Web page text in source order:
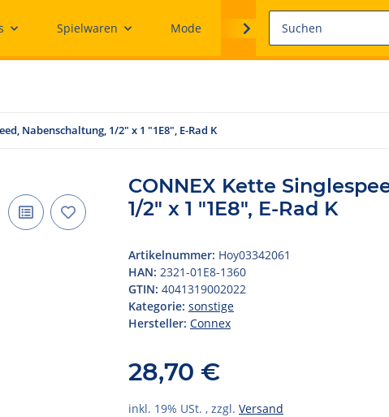
Spielwaren Mode Ersatzteile
Nabenschaltung, 1/2" x 1 "1E8", E-Rad K
CONNEX Kette
1/2" x 1 "1E8", E-Rad K
Artikelnummer: Hoy03342061
HAN: 2321-01E8-1360
GTIN: 4041319002022
Kategorie: sonstige
Hersteller: Connex
28,70 €
inkl. 19% USt. , zzgl. Versand